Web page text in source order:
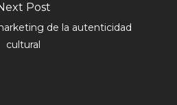
Post
de la autenticidad
cultural